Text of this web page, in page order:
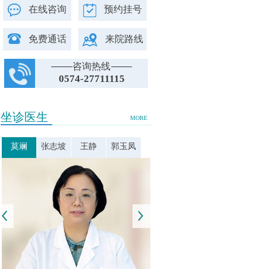
在线咨询 预约挂号
免费通话 来院路线
咨询热线
0574-27711115
MORE
坐诊医生
莫斓 张志坡 王静 郭玉凤